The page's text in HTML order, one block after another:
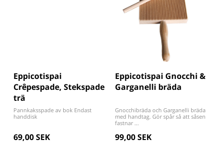
Eppicotispai
Crêpespade, Stekspade
trä
Pannkaksspade av bok Endast
handdisk
69,00 SEK
Eppicotispai Gnocchi &
Garganelli bräda
Gnocchibräda och Garganelli bräda
med handtag. Gör spår så att såsen
fastnar ...
99,00 SEK